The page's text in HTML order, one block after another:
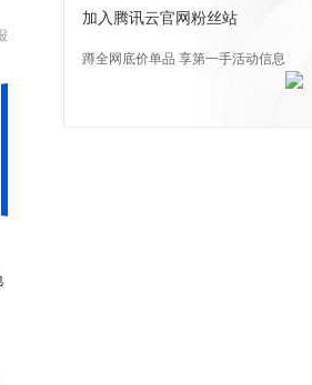
加入腾讯云官网粉丝站
蹲全网底价单品 享第一手活动信息